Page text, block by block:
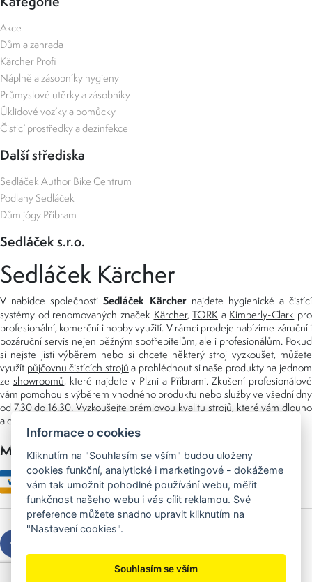
Akce
Dům a zahrada
Kärcher Profi
Náplně a zásobníky hygieny
Průmyslové utěrky a zásobníky
Úklidové vozíky a pomůcky
Čisticí prostředky a dezinfekce
Další střediska
Sedláček Author Bike Centrum
Podlahy Sedláček
Dům jógy Příbram
Sedláček s.r.o.
Sedláček Kärcher
V nabídce společnostiSedláček Kärchernajdete hygienické a čistící
systémy od renomovaných značek Kärcher,TORK a Kimberly-Clark pro
profesionální, komerční i hobby využití. V rámci prodeje nabízíme záruční i
pozáruční servis nejen běžným spotřebitelům, ale i profesionálům. Pokud
si nejste jisti výběrem nebo si chcete některý stroj vyzkoušet, můžete
využít půjčovnu čistících strojů a prohlédnout si naše produkty na jednom
ze showroomů, které najdete v Plzni a Příbrami. Zkušení profesionálové
vám pomohou s výběrem vhodného produktu nebo služby ve všední dny
od 7.30 do 16.30. Vyzkoušejte prémiovou kvalitu strojů, které vám dlouho
a dobře poslouží nejen doma, ale i v zaměstnání.
Možnosti platby
Copyright © 2026 Sedláček s.r.o.
Informace o cookies
Kliknutím na "Souhlasím se vším" budou uloženy
cookies funkční, analytické i marketingové - dokážeme
vám tak umožnit pohodlné používání webu, měřit
funkčnost našeho webu i vás cílit reklamou. Své
preference můžete snadno upravit kliknutím na
"Nastavení cookies".
Souhlasím se vším